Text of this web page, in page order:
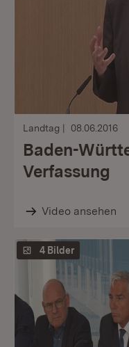
Landtag 08.06.2016
Baden-
Verfassung
Video ansehen
4 Bilder